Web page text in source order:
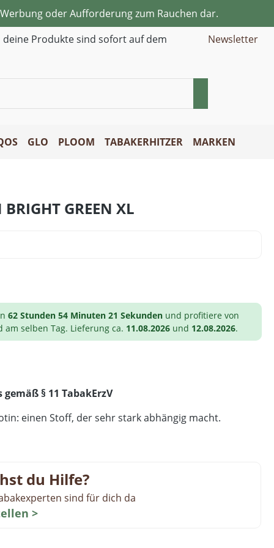
oder Aufforderung zum Rauchen dar.
deine Produkte sind sofort auf dem
Newsletter
GLO PLOOM TABAKERHITZER MARKEN
BRIGHT GREEN XL
62 Stunden 54 Minuten 20 Sekunden und profitiere von
am selben Tag. Lieferung ca. 11.08.2026 und 12.08.2026.
§ 11 TabakErzV
einen Stoff, der sehr stark abhängig macht.
du Hilfe?
sind für dich da
>